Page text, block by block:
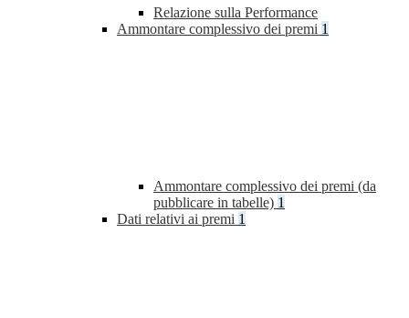
Relazione sulla Performance
Ammontare complessivo dei premi 1
Ammontare complessivo dei premi (da
pubblicare in tabelle) 1
Dati relativi ai premi 1